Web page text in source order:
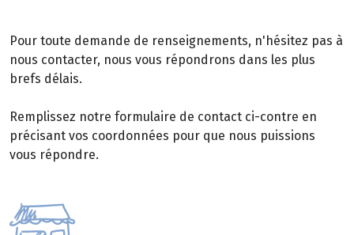
Pour toute demande de renseignements, n'hésitez pas à
nous contacter, nous vous répondrons dans les plus
brefs délais.
Remplissez notre formulaire de contact ci-contre en
précisant vos coordonnées pour que nous puissions
vous répondre.